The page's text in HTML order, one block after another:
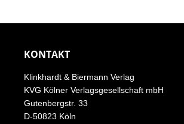
KONTAKT
Klinkhardt & Biermann Verlag
KVG Kölner Verlagsgesellschaft mbH
Gutenbergstr. 33
D-50823 Köln